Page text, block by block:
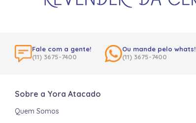
Fale com a gente!
(11) 3675-7400
Ou mande pelo whats!
(11) 3675-7400
Sobre a Yora Atacado
Quem Somos